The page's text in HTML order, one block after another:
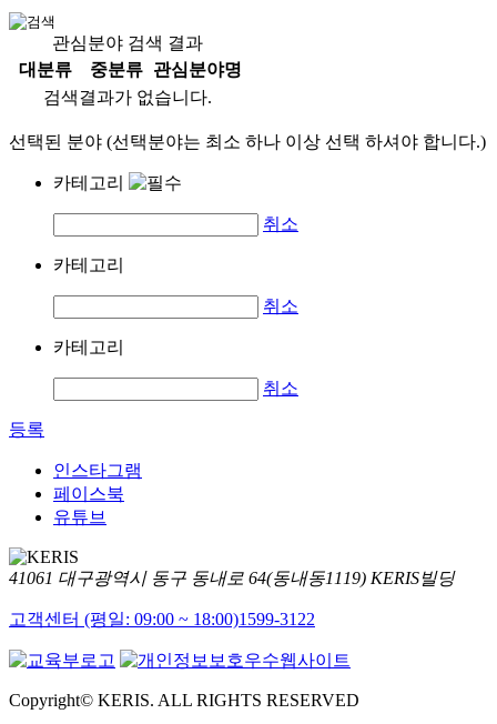
관심분야 검색 결과
대분류
중분류
관심분야명
검색결과가 없습니다.
선택된 분야 (선택분야는 최소 하나 이상 선택 하셔야 합니다.)
카테고리
취소
카테고리
취소
카테고리
취소
등록
인스타그램
페이스북
유튜브
41061 대구광역시 동구 동내로 64(동내동1119) KERIS빌딩
고객센터 (평일: 09:00 ~ 18:00)1599-3122
Copyright© KERIS. ALL RIGHTS RESERVED